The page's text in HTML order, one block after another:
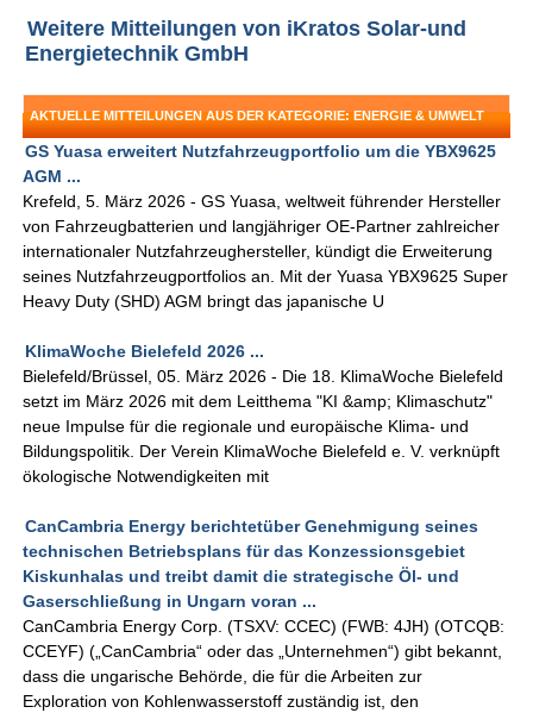
Weitere Mitteilungen von iKratos Solar-und
Energietechnik GmbH
AKTUELLE MITTEILUNGEN AUS DER KATEGORIE: ENERGIE & UMWELT
GS Yuasa erweitert Nutzfahrzeugportfolio um die YBX9625
AGM ...
Krefeld, 5. März 2026 - GS Yuasa, weltweit führender Hersteller
von Fahrzeugbatterien und langjähriger OE-Partner zahlreicher
internationaler Nutzfahrzeughersteller, kündigt die Erweiterung
seines Nutzfahrzeugportfolios an. Mit der Yuasa YBX9625 Super
Heavy Duty (SHD) AGM bringt das japanische U
KlimaWoche Bielefeld 2026 ...
Bielefeld/Brüssel, 05. März 2026 - Die 18. KlimaWoche Bielefeld
setzt im März 2026 mit dem Leitthema "KI &amp; Klimaschutz"
neue Impulse für die regionale und europäische Klima- und
Bildungspolitik. Der Verein KlimaWoche Bielefeld e. V. verknüpft
ökologische Notwendigkeiten mit
CanCambria Energy berichtetüber Genehmigung seines
technischen Betriebsplans für das Konzessionsgebiet
Kiskunhalas und treibt damit die strategische Öl- und
Gaserschließung in Ungarn voran ...
CanCambria Energy Corp. (TSXV: CCEC) (FWB: 4JH) (OTCQB:
CCEYF) („CanCambria“ oder das „Unternehmen“) gibt bekannt,
dass die ungarische Behörde, die für die Arbeiten zur
Exploration von Kohlenwasserstoff zuständig ist, den